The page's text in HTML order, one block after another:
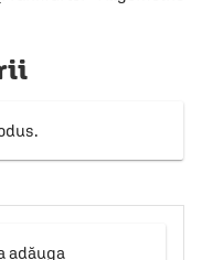
adăuga